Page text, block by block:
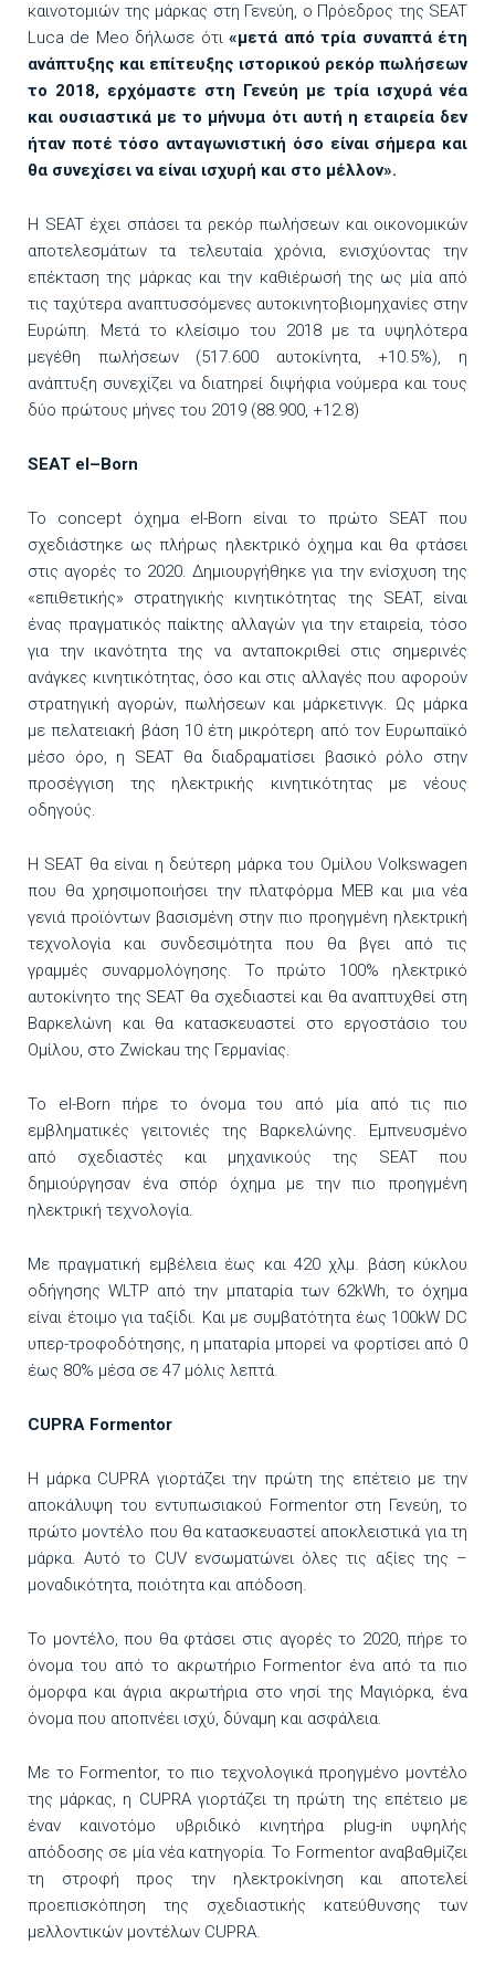
καινοτομιών της μάρκας στη Γενεύη, ο Πρόεδρος της SEAT
Luca de Meo δήλωσε ότι«μετά από τρία συναπτά έτη
ανάπτυξης και επίτευξης ιστορικού ρεκόρ πωλήσεων
το 2018, ερχόμαστε στη Γενεύη με τρία ισχυρά νέα
και ουσιαστικά με το μήνυμα ότι αυτή η εταιρεία δεν
ήταν ποτέ τόσο ανταγωνιστική όσο είναι σήμερα και
θα συνεχίσει να είναι ισχυρή και στο μέλλον».
Η SEAT έχει σπάσει τα ρεκόρ πωλήσεων και οικονομικών
αποτελεσμάτων τα τελευταία χρόνια, ενισχύοντας την
επέκταση της μάρκας και την καθιέρωσή της ως μία από
τις ταχύτερα αναπτυσσόμενες αυτοκινητοβιομηχανίες στην
Ευρώπη. Μετά το κλείσιμο του 2018 με τα υψηλότερα
μεγέθη πωλήσεων (517.600 αυτοκίνητα, +10.5%), η
ανάπτυξη συνεχίζει να διατηρεί διψήφια νούμερα και τους
δύο πρώτους μήνες του 2019 (88.900, +12.8)
SEAT el–Born
Το concept όχημα el-Born είναι το πρώτο SEAT που
σχεδιάστηκε ως πλήρως ηλεκτρικό όχημα και θα φτάσει
στις αγορές το 2020. Δημιουργήθηκε για την ενίσχυση της
«επιθετικής» στρατηγικής κινητικότητας της SEAT, είναι
ένας πραγματικός παίκτης αλλαγών για την εταιρεία, τόσο
για την ικανότητα της να ανταποκριθεί στις σημερινές
ανάγκες κινητικότητας, όσο και στις αλλαγές που αφορούν
στρατηγική αγορών, πωλήσεων και μάρκετινγκ. Ως μάρκα
με πελατειακή βάση 10 έτη μικρότερη από τον Ευρωπαϊκό
μέσο όρο, η SEAT θα διαδραματίσει βασικό ρόλο στην
προσέγγιση της ηλεκτρικής κινητικότητας με νέους
οδηγούς.
Η SEAT θα είναι η δεύτερη μάρκα του Ομίλου Volkswagen
που θα χρησιμοποιήσει την πλατφόρμα MEB και μια νέα
γενιά προϊόντων βασισμένη στην πιο προηγμένη ηλεκτρική
τεχνολογία και συνδεσιμότητα που θα βγει από τις
γραμμές συναρμολόγησης. Το πρώτο 100% ηλεκτρικό
αυτοκίνητο της SEAT θα σχεδιαστεί και θα αναπτυχθεί στη
Βαρκελώνη και θα κατασκευαστεί στο εργοστάσιο του
Ομίλου, στο Zwickau της Γερμανίας.
Το el-Born πήρε το όνομα του από μία από τις πιο
εμβληματικές γειτονιές της Βαρκελώνης. Εμπνευσμένο
από σχεδιαστές και μηχανικούς της SEAT που
δημιούργησαν ένα σπόρ όχημα με την πιο προηγμένη
ηλεκτρική τεχνολογία.
Με πραγματική εμβέλεια έως και 420 χλμ. βάση κύκλου
οδήγησης WLTP από την μπαταρία των 62kWh, το όχημα
είναι έτοιμο για ταξίδι. Και με συμβατότητα έως 100kW DC
υπερ-τροφοδότησης, η μπαταρία μπορεί να φορτίσει από 0
έως 80% μέσα σε 47 μόλις λεπτά.
CUPRA Formentor
Η μάρκα CUPRA γιορτάζει την πρώτη της επέτειο με την
αποκάλυψη του εντυπωσιακού Formentor στη Γενεύη, το
πρώτο μοντέλο που θα κατασκευαστεί αποκλειστικά για τη
μάρκα. Αυτό το CUV ενσωματώνει όλες τις αξίες της –
μοναδικότητα, ποιότητα και απόδοση.
Το μοντέλο, που θα φτάσει στις αγορές το 2020, πήρε το
όνομα του από το ακρωτήριο Formentor ένα από τα πιο
όμορφα και άγρια ​​ακρωτήρια στο νησί της Μαγιόρκα, ένα
όνομα που αποπνέει ισχύ, δύναμη και ασφάλεια.
Με το Formentor, το πιο τεχνολογικά προηγμένο μοντέλο
της μάρκας, η CUPRA γιορτάζει τη πρώτη της επέτειο με
έναν καινοτόμο υβριδικό κινητήρα plug-in υψηλής
απόδοσης σε μία νέα κατηγορία. Το Formentor αναβαθμίζει
τη στροφή προς την ηλεκτροκίνηση και αποτελεί
προεπισκόπηση της σχεδιαστικής κατεύθυνσης των
μελλοντικών μοντέλων CUPRA.